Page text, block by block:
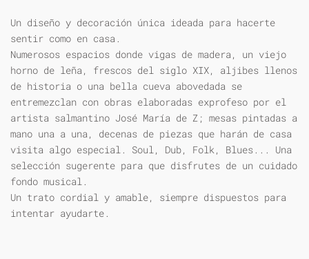
Un diseño y decoración única ideada para hacerte
sentir como en casa.
Numerosos espacios donde vigas de madera, un viejo
horno de leña, frescos del siglo XIX, aljibes llenos
de historia o una bella cueva abovedada se
entremezclan con obras elaboradas exprofeso por el
artista salmantino José María de Z; mesas pintadas a
mano una a una, decenas de piezas que harán de casa
visita algo especial. Soul, Dub, Folk, Blues... Una
selección sugerente para que disfrutes de un cuidado
fondo musical.
Un trato cordial y amable, siempre dispuestos para
intentar ayudarte.